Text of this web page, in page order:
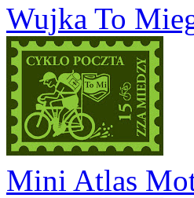
Wujka To
Mini Atlas